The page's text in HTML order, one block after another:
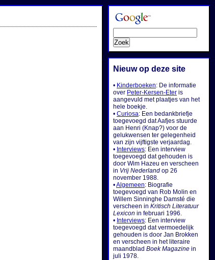
Nieuw op deze site
• Kinderboeken: De informatie
over Peter-Kersen-Eter is
aangevuld met plaatjes van het
hele boekje.
• Curiosa: Een bedankbriefje
toegevoegd dat Aafjes stuurde
aan Henri (Knap?) voor de
gelukwensen ter gelegenheid
van zijn vijftigste verjaardag.
• Interviews: Een interview
toegevoegd dat gehouden is
door Wim Hazeu en verscheen
in Vrij Nederland op 26
november 1988.
•Algemeen: Biografie
toegevoegd van Rob Molin en
Willem Sinninghe Damsté die
verscheen in Kritisch Literatuur
Lexicon in februari 1996.
• Interviews: Een interview
toegevoegd dat vermoedelijk
gehouden is door Jan Brokken
en verscheen in het literaire
maandblad Boek Magazine in
juli 1978.